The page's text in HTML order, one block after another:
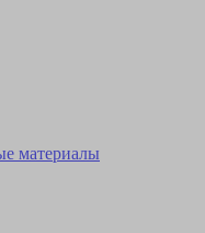
материалы